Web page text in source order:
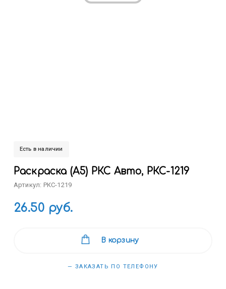
Есть в наличии
Раскраска (А5) РКС Авто, РКС-1219
Артикул: РКС-1219
26.50 руб.
В корзину
— ЗАКАЗАТЬ ПО ТЕЛЕФОНУ